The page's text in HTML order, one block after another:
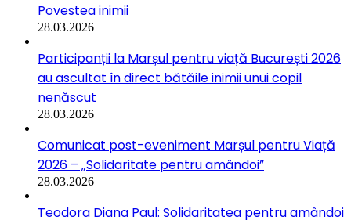
Povestea inimii
28.03.2026
Participanții la Marșul pentru viață București 2026
au ascultat în direct bătăile inimii unui copil
nenăscut
28.03.2026
Comunicat post-eveniment Marșul pentru Viață
2026 – „Solidaritate pentru amândoi”
28.03.2026
Teodora Diana Paul: Solidaritatea pentru amândoi